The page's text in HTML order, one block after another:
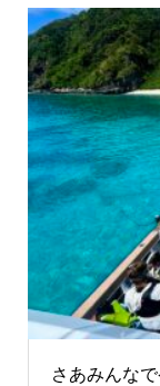
さあみんな